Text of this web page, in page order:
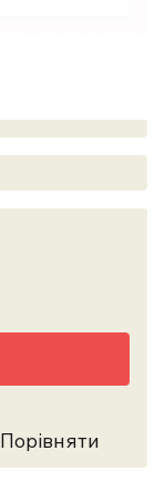
Порівняти